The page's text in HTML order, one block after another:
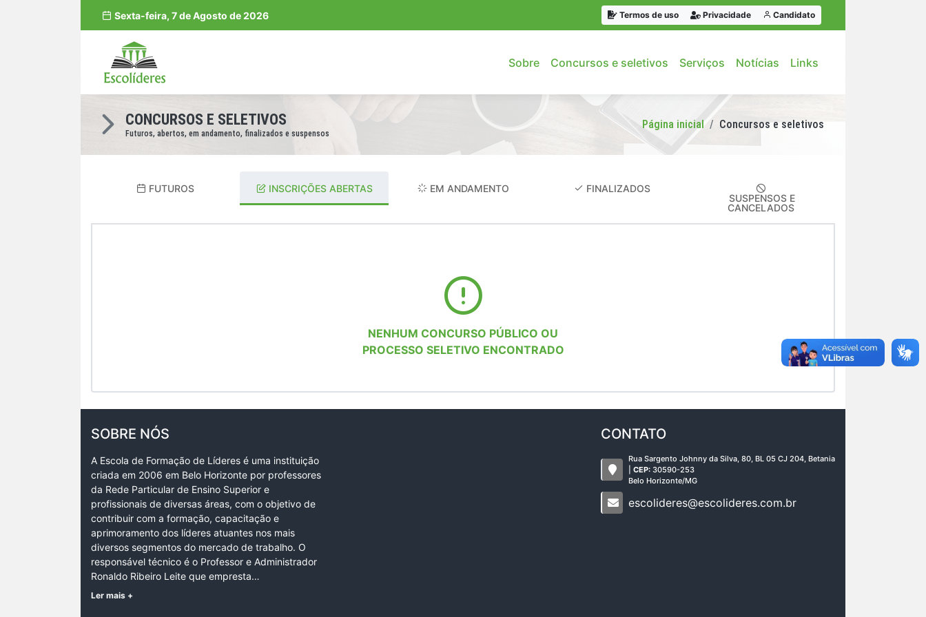
Sexta-feira, 7 de Agosto de 2026 Termos de uso Privacidade Candidato
Sobre Concursos e seletivos Serviços Notícias Links
CONCURSOS E SELETIVOS
Futuros, abertos, em andamento, finalizados e suspensos
Página inicial Concursos e seletivos
FUTUROS INSCRIÇÕES ABERTAS EM ANDAMENTO
FINALIZADOS
SUSPENSOS E
CANCELADOS
NENHUM CONCURSO PÚBLICO OU
PROCESSO SELETIVO ENCONTRADO
SOBRE NÓS
A Escola de Formação de Líderes é uma instituição
criada em 2006 em Belo Horizonte por professores
da Rede Particular de Ensino Superior e
profissionais de diversas áreas, com o objetivo de
contribuir com a formação, capacitação e
aprimoramento dos líderes atuantes nos mais
diversos segmentos do mercado de trabalho. O
responsável técnico é o Professor e Administrador
Ronaldo Ribeiro Leite que empresta…
Ler mais +
CONTATO
Rua Sargento Johnny da Silva, 80, BL 05 CJ 204, Betania
CEP: 30590-253
Belo Horizonte/MG
escolideres@escolideres.com.br